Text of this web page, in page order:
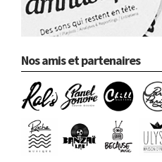
Nos amis et partenaires